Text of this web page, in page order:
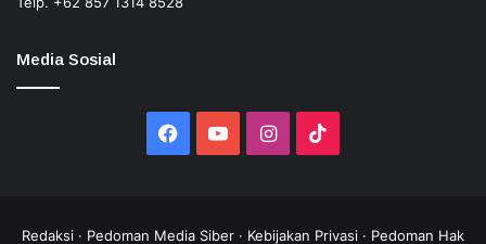
Media Sosial
Facebook
YouTubeInstagram
Redaksi · Pedoman Media Siber · Kebijakan Privasi · Pedoman Hak